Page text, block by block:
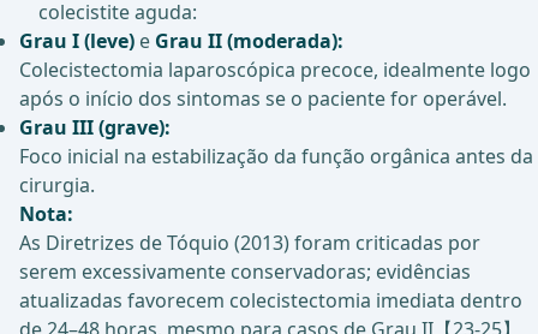
colecistite aguda:
Grau I (leve) e Grau II (moderada):
Colecistectomia laparoscópica precoce, idealmente logo
após o início dos sintomas se o paciente for operável.
Grau III (grave):
Foco inicial na estabilização da função orgânica antes da
cirurgia.
Nota:
As Diretrizes de Tóquio (2013) foram criticadas por
serem excessivamente conservadoras; evidências
atualizadas favorecem colecistectomia imediata dentro